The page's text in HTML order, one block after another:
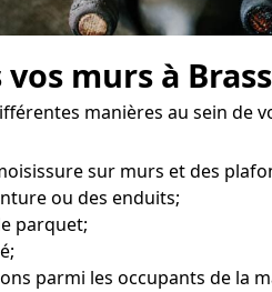
murs à
manières au sein de
sur murs et des
ou des enduits;
parquet;
parmi les occupants de la